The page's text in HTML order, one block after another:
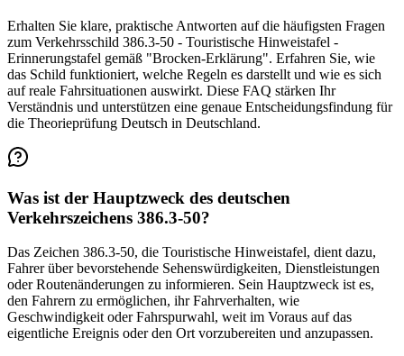
Erhalten Sie klare, praktische Antworten auf die häufigsten Fragen
zum Verkehrsschild 386.3-50 - Touristische Hinweistafel -
Erinnerungstafel gemäß "Brocken-Erklärung". Erfahren Sie, wie
das Schild funktioniert, welche Regeln es darstellt und wie es sich
auf reale Fahrsituationen auswirkt. Diese FAQ stärken Ihr
Verständnis und unterstützen eine genaue Entscheidungsfindung für
die Theorieprüfung Deutsch in Deutschland.
Was ist der Hauptzweck des deutschen
Verkehrszeichens 386.3-50?
Das Zeichen 386.3-50, die Touristische Hinweistafel, dient dazu,
Fahrer über bevorstehende Sehenswürdigkeiten, Dienstleistungen
oder Routenänderungen zu informieren. Sein Hauptzweck ist es,
den Fahrern zu ermöglichen, ihr Fahrverhalten, wie
Geschwindigkeit oder Fahrspurwahl, weit im Voraus auf das
eigentliche Ereignis oder den Ort vorzubereiten und anzupassen.